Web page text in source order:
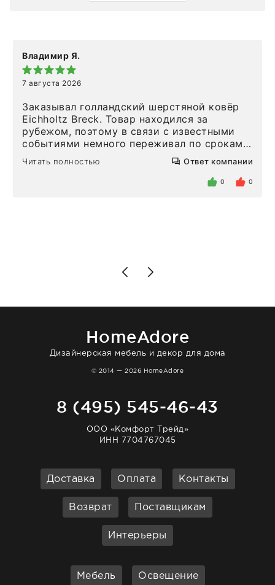
Владимир Я.
7 августа 2026
Заказывал голландский шерстяной ковёр
Eichholtz Breck. Товар находился за
рубежом, поэтому в связи с известными
событиями немного переживал по срокам.
Но homeadore привезли ровно в
определенное в договоре время, без
то качество выше всяких похвал. Выглядит
Читать полностью Ответ компании
0 0
HomeAdore
Дизайнерская мебель и декор для дома
© 2014 — 2026 HomeAdore
8 (495) 545-46-43
ООО «Комфорт Трейд»
ИНН 7704767045
Доставка Оплата Контакты
Возврат Поставщикам
Интерьеры
Мебель Освещение